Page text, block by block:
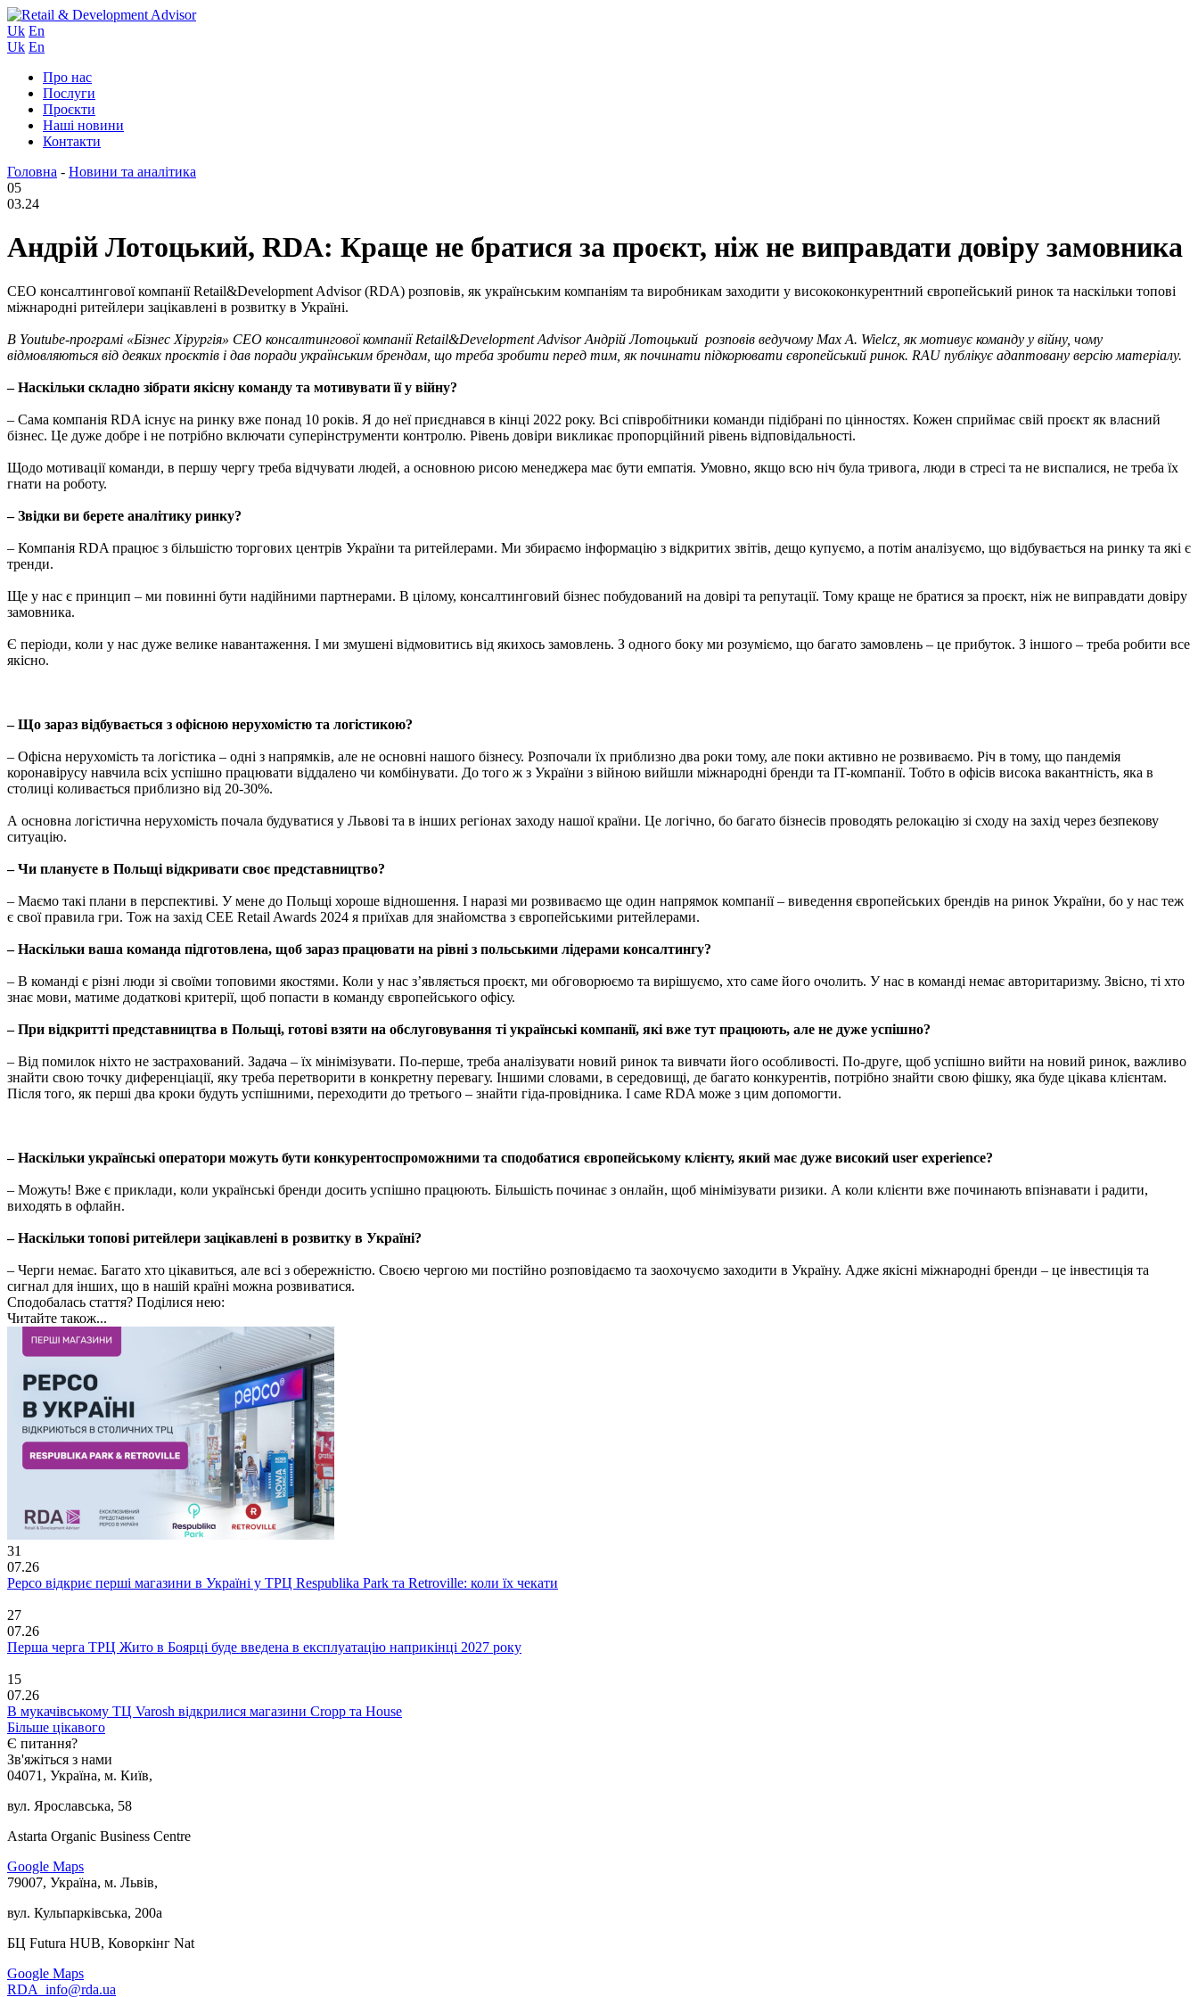
Uk En
Uk En
Про нас
Послуги
Проєкти
Наші новини
Контакти
Головна - Новини та аналітика
05
03.24
Андрій Лотоцький, RDA: Краще не братися за проєкт, ніж не виправдати довіру замовника
СЕО консалтингової компанії Retail&Development Advisor (RDA) розповів, як українським компаніям та виробникам заходити у висококонкурентний європейський ринок та наскільки топові
міжнародні ритейлери зацікавлені в розвитку в Україні.
В Youtube-програмі «Бізнес Хірургія» СЕО консалтингової компанії Retail&Development Advisor Андрій Лотоцький розповів ведучому Max A. Wielcz, як мотивує команду у війну, чому
відмовляються від деяких проєктів і дав поради українським брендам, що треба зробити перед тим, як починати підкорювати європейський ринок. RAU публікує адаптовану версію матеріалу.
– Наскільки складно зібрати якісну команду та мотивувати її у війну?
– Сама компанія RDA існує на ринку вже понад 10 років. Я до неї приєднався в кінці 2022 року. Всі співробітники команди підібрані по цінностях. Кожен сприймає свій проєкт як власний
бізнес. Це дуже добре і не потрібно включати суперінструменти контролю. Рівень довіри викликає пропорційний рівень відповідальності.
Щодо мотивації команди, в першу чергу треба відчувати людей, а основною рисою менеджера має бути емпатія. Умовно, якщо всю ніч була тривога, люди в стресі та не виспалися, не треба їх
гнати на роботу.
– Звідки ви берете аналітику ринку?
– Компанія RDA працює з більшістю торгових центрів України та ритейлерами. Ми збираємо інформацію з відкритих звітів, дещо купуємо, а потім аналізуємо, що відбувається на ринку та які є
тренди.
Ще у нас є принцип – ми повинні бути надійними партнерами. В цілому, консалтинговий бізнес побудований на довірі та репутації. Тому краще не братися за проєкт, ніж не виправдати довіру
замовника.
Є періоди, коли у нас дуже велике навантаження. І ми змушені відмовитись від якихось замовлень. З одного боку ми розуміємо, що багато замовлень – це прибуток. З іншого – треба робити все
якісно.
– Що зараз відбувається з офісною нерухомістю та логістикою?
– Офісна нерухомість та логістика – одні з напрямків, але не основні нашого бізнесу. Розпочали їх приблизно два роки тому, але поки активно не розвиваємо. Річ в тому, що пандемія
коронавірусу навчила всіх успішно працювати віддалено чи комбінувати. До того ж з України з війною вийшли міжнародні бренди та IT-компанії. Тобто в офісів висока вакантність, яка в
столиці коливається приблизно від 20-30%.
А основна логістична нерухомість почала будуватися у Львові та в інших регіонах заходу нашої країни. Це логічно, бо багато бізнесів проводять релокацію зі сходу на захід через безпекову
ситуацію.
– Чи плануєте в Польщі відкривати своє представництво?
– Маємо такі плани в перспективі. У мене до Польщі хороше відношення. І наразі ми розвиваємо ще один напрямок компанії – виведення європейських брендів на ринок України, бо у нас теж
є свої правила гри. Тож на захід CEE Retail Awards 2024 я приїхав для знайомства з європейськими ритейлерами.
– Наскільки ваша команда підготовлена, щоб зараз працювати на рівні з польськими лідерами консалтингу?
– В команді є різні люди зі своїми топовими якостями. Коли у нас з’являється проєкт, ми обговорюємо та вирішуємо, хто саме його очолить. У нас в команді немає авторитаризму. Звісно, ті хто
знає мови, матиме додаткові критерії, щоб попасти в команду європейського офісу.
– При відкритті представництва в Польщі, готові взяти на обслуговування ті українські компанії, які вже тут працюють, але не дуже успішно?
– Від помилок ніхто не застрахований. Задача – їх мінімізувати. По-перше, треба аналізувати новий ринок та вивчати його особливості. По-друге, щоб успішно вийти на новий ринок, важливо
знайти свою точку диференціації, яку треба перетворити в конкретну перевагу. Іншими словами, в середовищі, де багато конкурентів, потрібно знайти свою фішку, яка буде цікава клієнтам.
Після того, як перші два кроки будуть успішними, переходити до третього – знайти гіда-провідника. І саме RDA може з цим допомогти.
– Наскільки українські оператори можуть бути конкурентоспроможними та сподобатися європейському клієнту, який має дуже високий user experience?
– Можуть! Вже є приклади, коли українські бренди досить успішно працюють. Більшість починає з онлайн, щоб мінімізувати ризики. А коли клієнти вже починають впізнавати і радити,
виходять в офлайн.
– Наскільки топові ритейлери зацікавлені в розвитку в Україні?
– Черги немає. Багато хто цікавиться, але всі з обережністю. Своєю чергою ми постійно розповідаємо та заохочуємо заходити в Україну. Адже якісні міжнародні бренди – це інвестиція та
сигнал для інших, що в нашій країні можна розвиватися.
Сподобалась стаття? Поділися нею:
Читайте також...
31
07.26
Pepco відкриє перші магазини в Україні у ТРЦ Respublika Park та Retroville: коли їх чекати
27
07.26
Перша черга ТРЦ Жито в Боярці буде введена в експлуатацію наприкінці 2027 року
15
07.26
В мукачівському ТЦ Varosh відкрилися магазини Cropp та House
Більше цікавого
Є питання?
Зв'яжіться з нами
04071, Україна, м. Київ,
вул. Ярославська, 58
Astarta Organic Business Centre
Google Maps
79007, Україна, м. Львів,
вул. Кульпарківська, 200а
БЦ Futura HUB, Коворкінг Nat
Google Maps
RDA_info@rda.ua